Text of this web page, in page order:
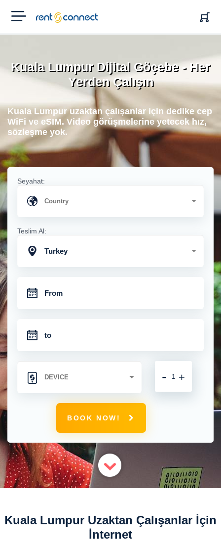
RENT'N
CONNECT
Kuala Lumpur Dijital Göçebe - Her
Yerden Çalışın
Kuala Lumpur uzaktan çalışanlar için dedike cep
WiFi ve eSIM. Video görüşmelerine yetecek hız,
sözleşme yok.
Seyahat:
Teslim Al:
Turkey
+
-
BOOK NOW!
Kuala Lumpur Uzaktan Çalışanlar İçin
İnternet